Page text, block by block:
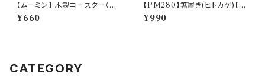
【ムーミン】 木製コースター（リト
ルミイ）【木製コースター】
¥660
【PM280】箸置き(ヒトカゲ)【D
aily Sketch】PM282-402
¥990
CATEGORY